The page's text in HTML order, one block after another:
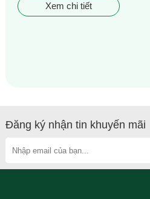
Xem chi tiết
Đăng ký nhận tin khuyến mãi